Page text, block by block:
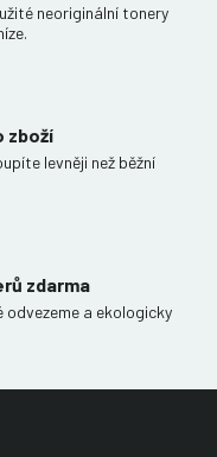
neoriginální tonery
zboží
levněji než běžní
zdarma
a ekologicky